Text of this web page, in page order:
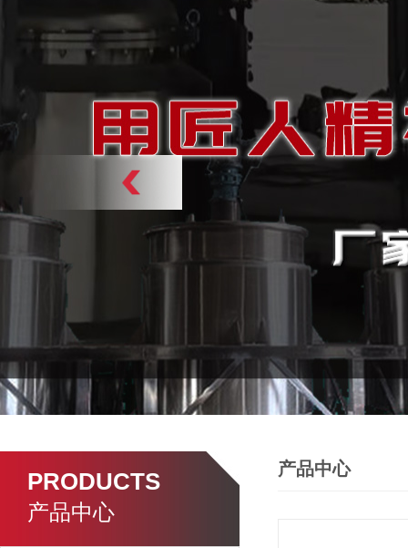
PRODUCTS
产品中心
产品中心